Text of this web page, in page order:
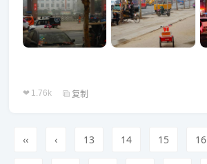
1.76k 复制
‹‹ ‹ 13 14 15 16